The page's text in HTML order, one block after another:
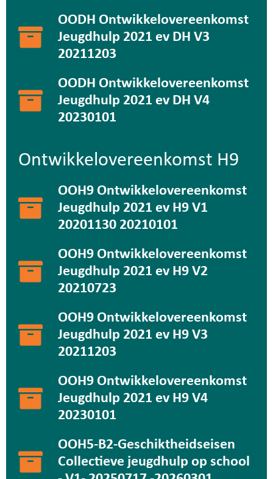
OODH Ontwikkelovereenkomst
Jeugdhulp 2021 ev DH V3
20211203
OODH Ontwikkelovereenkomst
Jeugdhulp 2021 ev DH V4
20230101
Ontwikkelovereenkomst H9
OOH9 Ontwikkelovereenkomst
Jeugdhulp 2021 ev H9 V1
20201130 20210101
OOH9 Ontwikkelovereenkomst
Jeugdhulp 2021 ev H9 V2
20210723
OOH9 Ontwikkelovereenkomst
Jeugdhulp 2021 ev H9 V3
20211203
OOH9 Ontwikkelovereenkomst
Jeugdhulp 2021 ev H9 V4
20230101
OOH5-B2-Geschiktheidseisen
Collectieve jeugdhulp op school